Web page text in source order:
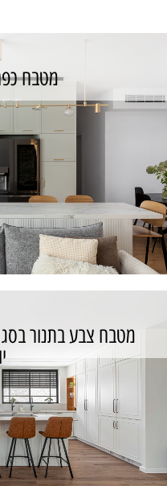
מטבח
מטבח
מטבח צבע בתנור